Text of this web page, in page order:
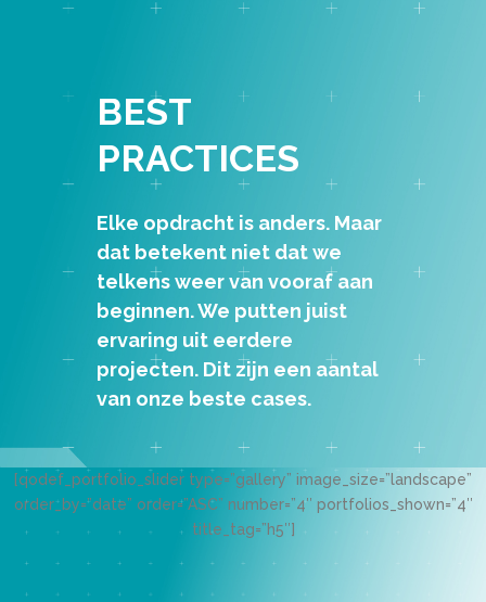
BEST
PRACTICES
Elke opdracht is anders. Maar
dat betekent niet dat we
telkens weer van vooraf aan
beginnen. We putten juist
ervaring uit eerdere
projecten. Dit zijn een aantal
van onze beste cases.
[qodef_portfolio_slider type=”gallery” image_size=”landscape”
order_by=”date” order=”ASC” number=”4″ portfolios_shown=”4″
title_tag=”h5″]